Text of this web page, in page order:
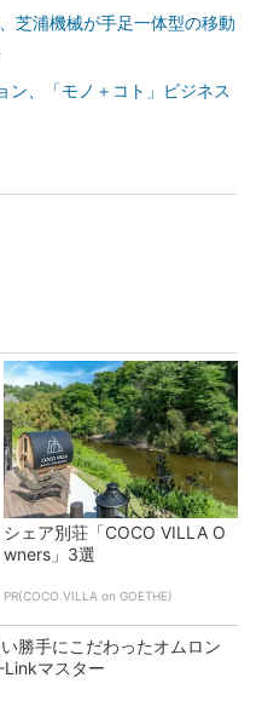
芝浦機械が手足一体型の移動
ン、「モノ＋コト」ビジネス
シェア別荘「COCO VILLA O
wners」3選
PR(COCO VILLA on GOETHE)
勝手にこだわったオムロン
Linkマスター